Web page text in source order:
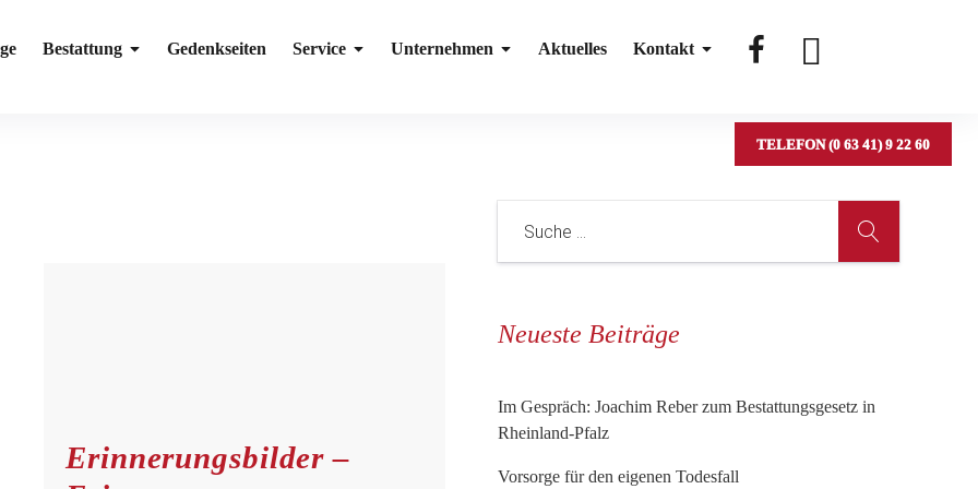
Bestattung Gedenkseiten Service Unternehmen Aktuelles Kontakt
TELEFON (0 63 41) 9 22 60
Erinnerungsbilder –
Neueste Beiträge
Im Gespräch: Joachim Reber zum Bestattungsgesetz in
Rheinland-Pfalz
Vorsorge für den eigenen Todesfall